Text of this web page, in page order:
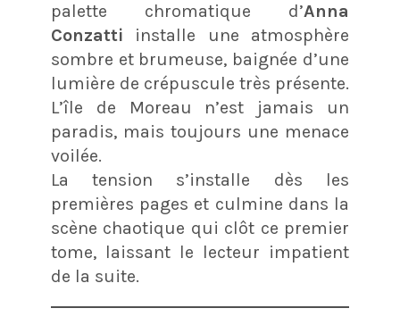
palette chromatique d’Anna
Conzatti installe une atmosphère
sombre et brumeuse, baignée d’une
lumière de crépuscule très présente.
L’île de Moreau n’est jamais un
paradis, mais toujours une menace
voilée.
La tension s’installe dès les
premières pages et culmine dans la
scène chaotique qui clôt ce premier
tome, laissant le lecteur impatient
de la suite.